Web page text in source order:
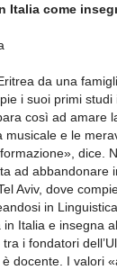
Italia come
da una
i suoi primi
così ad amare
musicale e le
dice.
ad abbandonare
Aviv, dove
in
Italia e insegna
i fondatori
docente. I valori